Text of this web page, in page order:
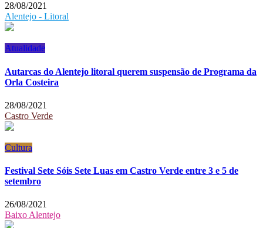
28/08/2021
Alentejo - Litoral
Atualidade
Autarcas do Alentejo litoral querem suspensão de Programa da
Orla Costeira
28/08/2021
Castro Verde
Cultura
Festival Sete Sóis Sete Luas em Castro Verde entre 3 e 5 de
setembro
26/08/2021
Baixo Alentejo